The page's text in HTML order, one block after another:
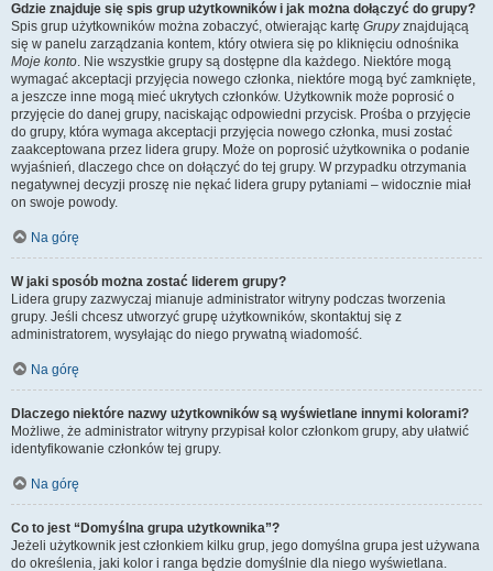
Gdzie znajduje się spis grup użytkowników i jak można dołączyć do grupy?
Spis grup użytkowników można zobaczyć, otwierając kartę Grupyznajdującą
się w panelu zarządzania kontem, który otwiera się po kliknięciu odnośnika
Moje konto. Nie wszystkie grupy są dostępne dla każdego. Niektóre mogą
wymagać akceptacji przyjęcia nowego członka, niektóre mogą być zamknięte,
a jeszcze inne mogą mieć ukrytych członków. Użytkownik może poprosić o
przyjęcie do danej grupy, naciskając odpowiedni przycisk. Prośba o przyjęcie
do grupy, która wymaga akceptacji przyjęcia nowego członka, musi zostać
zaakceptowana przez lidera grupy. Może on poprosić użytkownika o podanie
wyjaśnień, dlaczego chce on dołączyć do tej grupy. W przypadku otrzymania
negatywnej decyzji proszę nie nękać lidera grupy pytaniami – widocznie miał
on swoje powody.
Na górę
W jaki sposób można zostać liderem grupy?
Lidera grupy zazwyczaj mianuje administrator witryny podczas tworzenia
grupy. Jeśli chcesz utworzyć grupę użytkowników, skontaktuj się z
administratorem, wysyłając do niego prywatną wiadomość.
Na górę
Dlaczego niektóre nazwy użytkowników są wyświetlane innymi kolorami?
Możliwe, że administrator witryny przypisał kolor członkom grupy, aby ułatwić
identyfikowanie członków tej grupy.
Na górę
Co to jest “Domyślna grupa użytkownika”?
Jeżeli użytkownik jest członkiem kilku grup, jego domyślna grupa jest używana
do określenia, jaki kolor i ranga będzie domyślnie dla niego wyświetlana.